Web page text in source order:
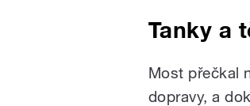
Tanky a
Most přečkal
dopravy, a